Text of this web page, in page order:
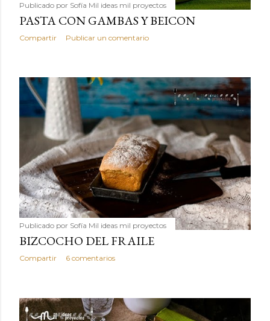
Publicado por Sofía Mil ideas mil proyectos
PASTA CON GAMBAS Y BEICON
Compartir Publicar un comentario
Publicado por Sofía Mil ideas mil proyectos
BIZCOCHO DEL FRAILE
Compartir 6 comentarios